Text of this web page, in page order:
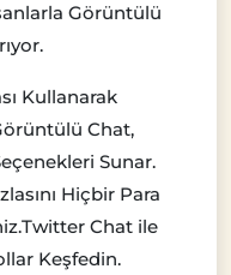
Görüntülü
Kullanarak
Chat,
Sunar.
Hiçbir Para
Chat ile
Keşfedin.